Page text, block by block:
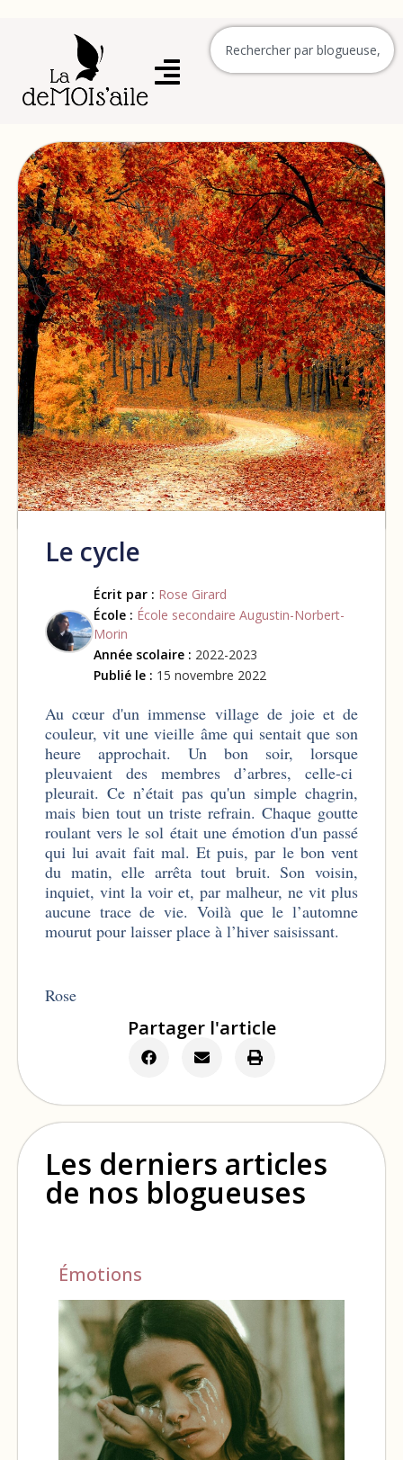
Le cycle
Écrit par : Rose Girard
École : École secondaire Augustin-Norbert-
Morin
Année scolaire : 2022-2023
Publié le : 15 novembre 2022
Au cœur d'un immense village de joie et de
couleur, vit une vieille âme qui sentait que son
heure approchait. Un bon soir, lorsque
pleuvaient des membres d’arbres, celle-ci
pleurait. Ce n’était pas qu'un simple chagrin,
mais bien tout un triste refrain. Chaque goutte
roulant vers le sol était une émotion d'un passé
qui lui avait fait mal. Et puis, par le bon vent
du matin, elle arrêta tout bruit. Son voisin,
inquiet, vint la voir et, par malheur, ne vit plus
aucune trace de vie. Voilà que le l’automne
mourut pour laisser place à l’hiver saisissant.
Rose
Partager l'article
Les derniers articles
de nos blogueuses
Émotions